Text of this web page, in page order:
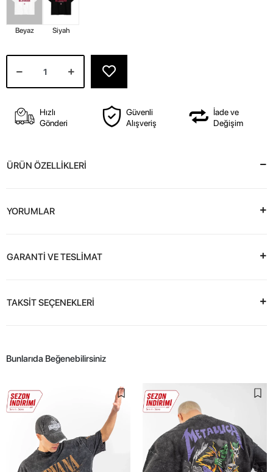
Beyaz Siyah
Hızlı
Gönderi
Güvenli
Alışveriş
İade ve
Değişim
ÜRÜN ÖZELLİKLERİ
YORUMLAR
GARANTİ VE TESLİMAT
TAKSİT SEÇENEKLERİ
Bunlarıda Beğenebilirsiniz